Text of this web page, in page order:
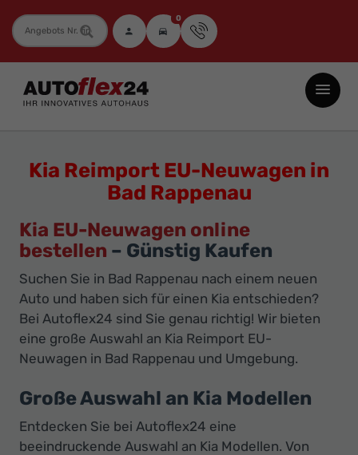
Fahrzeugnummer 0
Autoflex24
GmbH
Neuwagen
und
Gebrauchtwagen
Top-
Preisen
-
Ihr
Autohaus
Kia Reimport EU-Neuwagen in
Bad Rappenau
Kia EU-Neuwagen online
bestellen – Günstig Kaufen
Suchen Sie in Bad Rappenau nach einem neuen
Auto und haben sich für einen Kia entschieden?
Bei Autoflex24 sind Sie genau richtig! Wir bieten
eine große Auswahl an Kia Reimport EU-
Neuwagen in Bad Rappenau und Umgebung.
Große Auswahl an Kia Modellen
Entdecken Sie bei Autoflex24 eine
beeindruckende Auswahl an Kia Modellen. Von